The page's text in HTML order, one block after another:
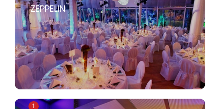
ZEPPELIN
1